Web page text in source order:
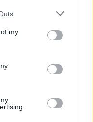
one or more Google
You may click to
its third-party tags to
in below Google
my